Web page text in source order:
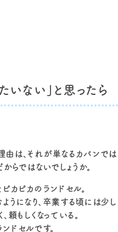
いない」と思ったら
は、それが単なるカバンでは
らではないでしょうか。
カピカのランドセル。
うになり、卒業する頃には少し
もしくなっている。
ドセルです。